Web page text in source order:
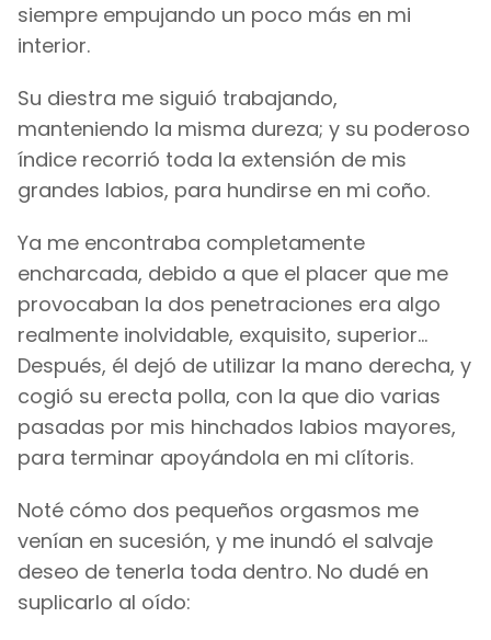
siempre empujando un poco más en mi
interior.
Su diestra me siguió trabajando,
manteniendo la misma dureza; y su poderoso
índice recorrió toda la extensión de mis
grandes labios, para hundirse en mi coño.
Ya me encontraba completamente
encharcada, debido a que el placer que me
provocaban la dos penetraciones era algo
realmente inolvidable, exquisito, superior...
Después, él dejó de utilizar la mano derecha, y
cogió su erecta polla, con la que dio varias
pasadas por mis hinchados labios mayores,
para terminar apoyándola en mi clítoris.
Noté cómo dos pequeños orgasmos me
venían en sucesión, y me inundó el salvaje
deseo de tenerla toda dentro. No dudé en
suplicarlo al oído: